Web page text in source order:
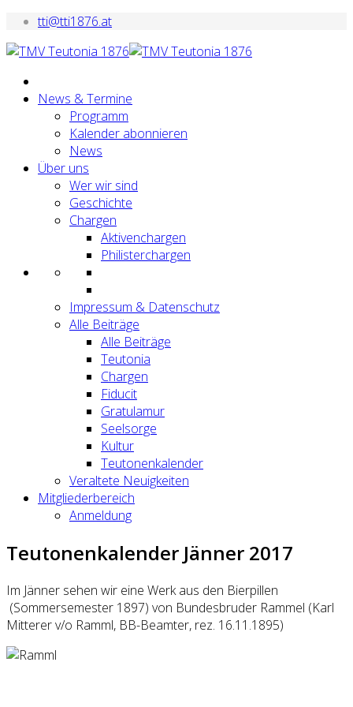
tti@tti1876.at
News & Termine
Programm
Kalender abonnieren
News
Über uns
Wer wir sind
Geschichte
Chargen
Aktivenchargen
Philisterchargen
Impressum & Datenschutz
Alle Beiträge
Alle Beiträge
Teutonia
Chargen
Fiducit
Gratulamur
Seelsorge
Kultur
Teutonenkalender
Veraltete Neuigkeiten
Mitgliederbereich
Anmeldung
Teutonenkalender Jänner 2017
Im Jänner sehen wir eine Werk aus den Bierpillen
(Sommersemester 1897) von Bundesbruder Rammel (Karl
Mitterer v/o Ramml, BB-Beamter, rez. 16.11.1895)